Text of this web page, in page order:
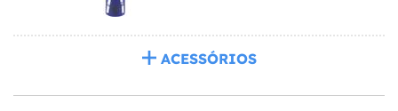
ACESSÓRIOS